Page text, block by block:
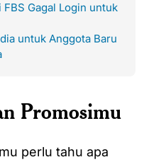
Gagal Login untuk
untuk Anggota Baru
Promosimu
perlu tahu apa